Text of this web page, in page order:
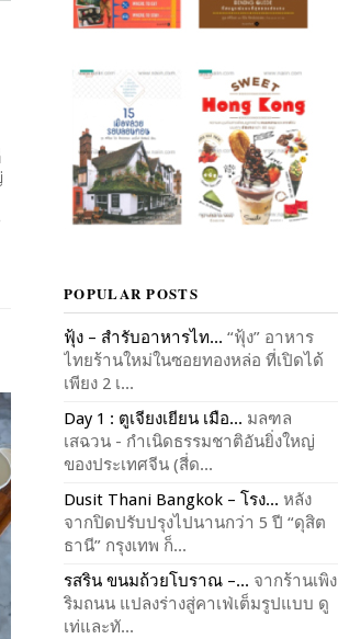
POPULAR POSTS
ฟุ้ง – สำรับอาหารไท... “ฟุ้ง” อาหาร
ไทยร้านใหม่ในซอยทองหล่อ ที่เปิดได้
เพียง 2 เ...
Day 1 : ตูเจียงเยียน เมือ... มลฑล
เสฉวน - กำเนิดธรรมชาติอันยิ่งใหญ่
ของประเทศจีน (สี่ด...
Dusit Thani Bangkok – โรง... หลัง
จากปิดปรับปรุงไปนานกว่า 5 ปี “ดุสิต
ธานี” กรุงเทพ ก็...
รสริน ขนมถ้วยโบราณ –... จากร้านเพิง
ริมถนน แปลงร่างสู่คาเฟ่เต็มรูปแบบ ดู
เท่และทั...